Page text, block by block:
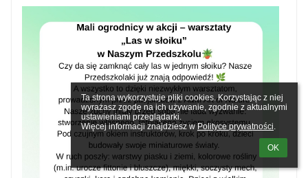
Ta strona wykorzystuje pliki cookies. Korzystając z niej
wyrażasz zgodę na ich używanie, zgodnie z aktualnymi
ustawieniami przeglądarki.
Więcej informacji znajdziesz w Polityce prywatności.
OK